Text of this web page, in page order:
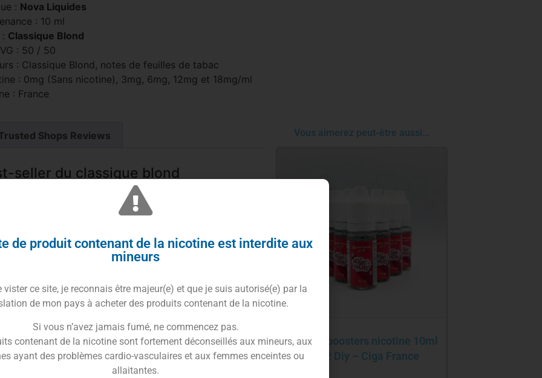
: Nova Liquides
: 10 ml
Classique Blond
: 50 / 50
: Classique Blond, notes de feuilles de tabac
: 0mg (Sans nicotine), 3mg, 6mg, 12mg et 18mg/ml
: France
Shops Reviews
seller du classique blond
de feuilles de tabac, il donne une sensation
.
Vous aimerez peut-être aussi…
Pack 10 boosters nicotine 10ml
Day 2 Diy – Ciga France
de produit contenant de la nicotine est interdite aux
mineurs
vister ce site, je reconnais être majeur(e) et que je suis autorisé(e) par la
de mon pays à acheter des produits contenant de la nicotine.
Si vous n’avez jamais fumé, ne commencez pas.
contenant de la nicotine sont fortement déconseillés aux mineurs, aux
ayant des problèmes cardio-vasculaires et aux femmes enceintes ou
allaitantes.